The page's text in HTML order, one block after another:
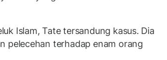
Islam, Tate tersandung kasus. Dia
pelecehan terhadap enam orang